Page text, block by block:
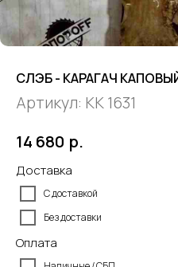
СЛЭБ - КАРАГАЧ
Артикул: КК 1631
14 680 р.
Доставка
С доставкой
Без доставки
Оплата